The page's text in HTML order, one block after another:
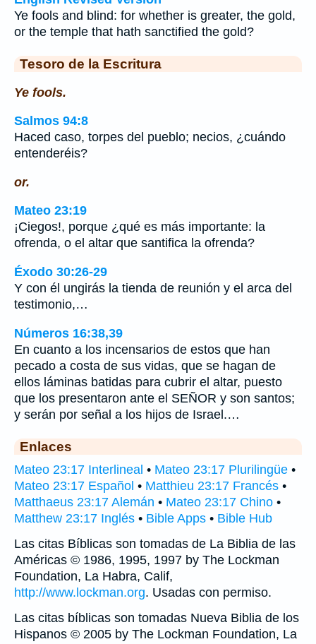
Ye fools and blind: for whether is greater, the gold,
or the temple that hath sanctified the gold?
Tesoro de la Escritura
Ye fools.
Salmos 94:8
Haced caso, torpes del pueblo; necios, ¿cuándo
entenderéis?
or.
Mateo 23:19
¡Ciegos!, porque ¿qué es más importante: la
ofrenda, o el altar que santifica la ofrenda?
Éxodo 30:26-29
Y con él ungirás la tienda de reunión y el arca del
testimonio,…
Números 16:38,39
En cuanto a los incensarios de estos que han
pecado a costa de sus vidas, que se hagan de
ellos láminas batidas para cubrir el altar, puesto
que los presentaron ante el SEÑOR y son santos;
y serán por señal a los hijos de Israel.…
Enlaces
Mateo 23:17 Interlineal • Mateo 23:17 Plurilingüe •
Mateo 23:17 Español • Matthieu 23:17 Francés •
Matthaeus 23:17 Alemán • Mateo 23:17 Chino •
Matthew 23:17 Inglés • Bible Apps • Bible Hub
Las citas Bíblicas son tomadas de La Biblia de las
Américas © 1986, 1995, 1997 by The Lockman
Foundation, La Habra, Calif,
http://www.lockman.org. Usadas con permiso.
Las citas bíblicas son tomadas Nueva Biblia de los
Hispanos © 2005 by The Lockman Foundation, La